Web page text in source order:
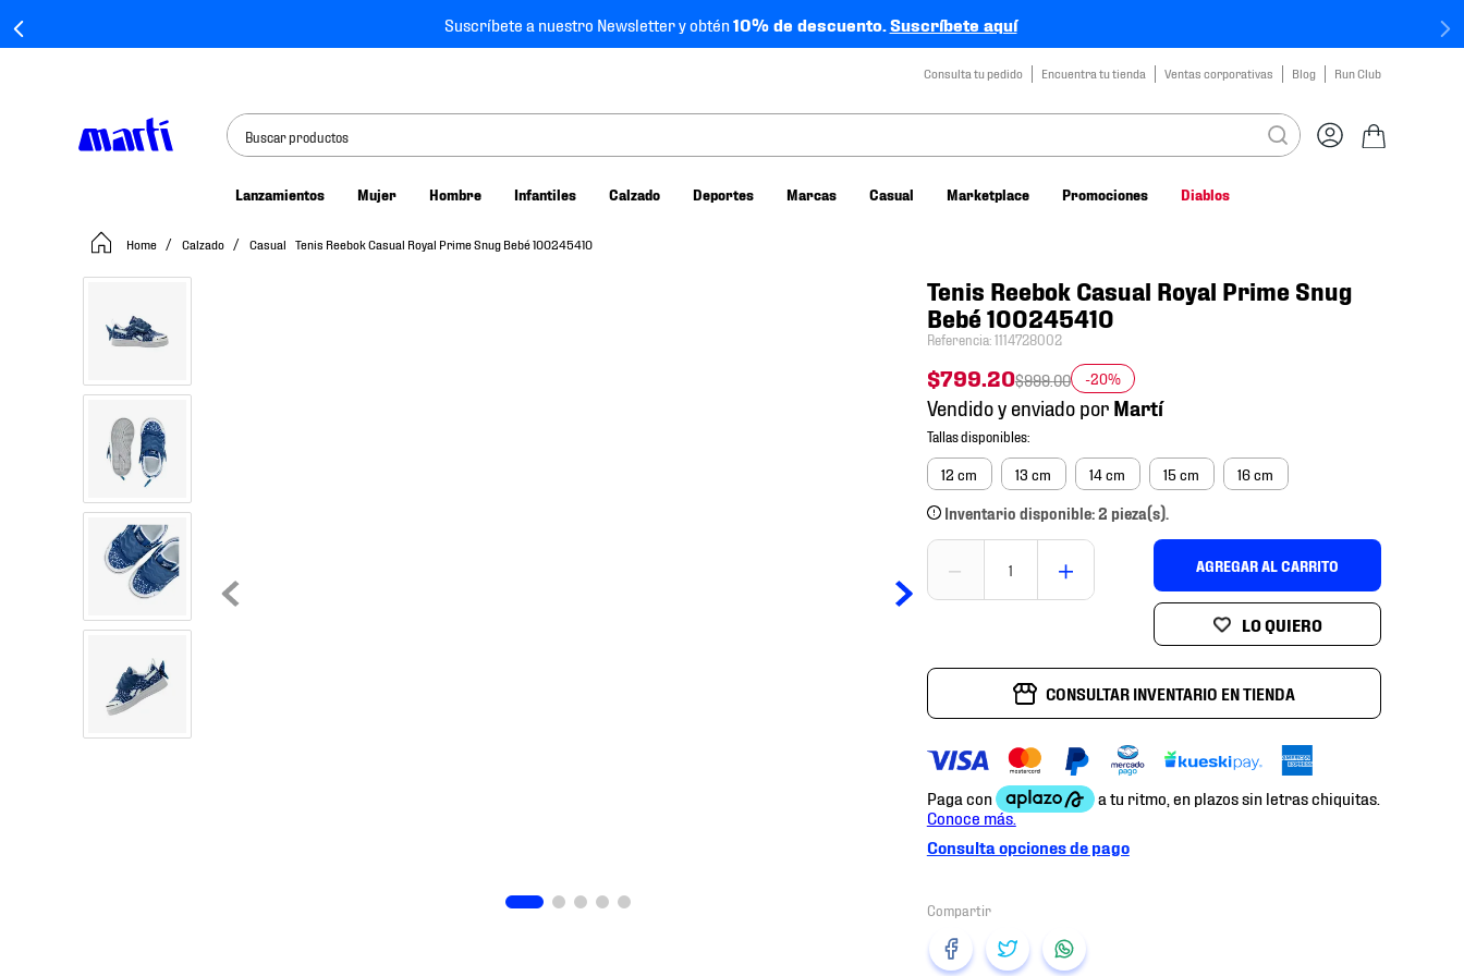
Suscríbete a nuestro Newsletter y obtén10% de descuento.Suscríbete aquí
Consulta tu pedido Encuentra tu tienda Ventas corporativas Blog Run Club
Buscar productos
Lanzamientos Mujer Hombre Infantiles Calzado Deportes Marcas Casual Marketplace Promociones Diablos
Calzado Casual Tenis Reebok Casual Royal Prime Snug Bebé 100245410
Tenis Reebok Casual Royal Prime Snug
Bebé 100245410
Referencia:1114728002
$799.20$999.00 -20%
Vendido y enviado por
12 cm 13 cm 14 cm 15 cm 16 cm
Inventario disponible: 2 pieza(s).
＋
－ AGREGAR AL CARRITO
CONSULTAR INVENTARIO EN TIENDA
Consulta opciones de pago
tenis mujer
chivas
tenis niño